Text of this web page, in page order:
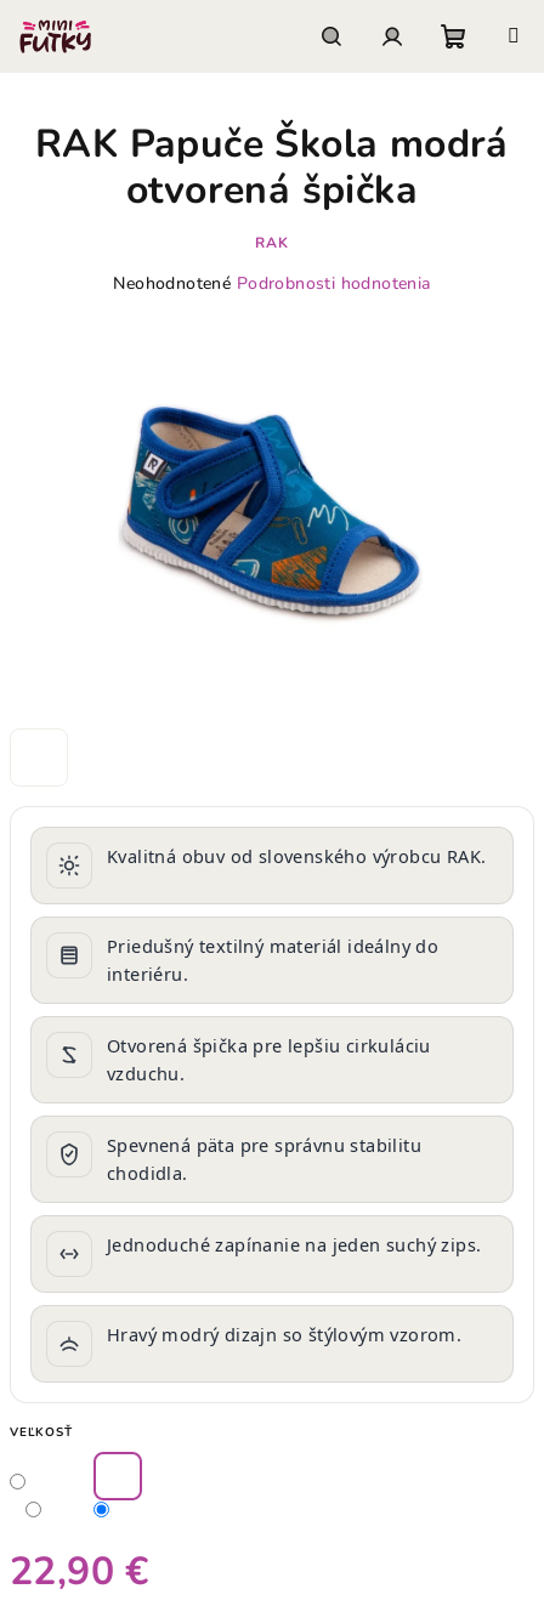
obsah
košík
Kvalitná obuv od slovenského výrobcu RAK.
Priedušný textilný materiál ideálny do
interiéru.
Otvorená špička pre lepšiu cirkuláciu
vzduchu.
Spevnená päta pre správnu stabilitu
chodidla.
Jednoduché zapínanie na jeden suchý zips.
Hravý modrý dizajn so štýlovým vzorom.
VEĽKOSŤ
22,90 €
RAK Papuče Škola modrá
otvorená špička
RAK
Priemerné
hviezdičiek.
Neohodnotené Podrobnosti hodnotenia